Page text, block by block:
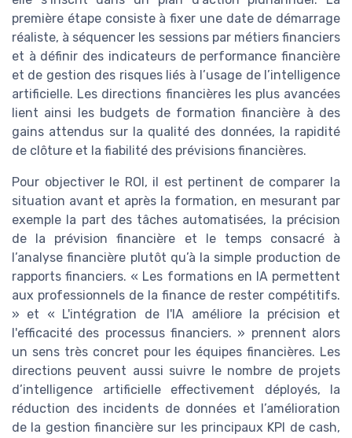
première étape consiste à fixer une date de démarrage
réaliste, à séquencer les sessions par métiers financiers
et à définir des indicateurs de performance financière
et de gestion des risques liés à l’usage de l’intelligence
artificielle. Les directions financières les plus avancées
lient ainsi les budgets de formation financière à des
gains attendus sur la qualité des données, la rapidité
de clôture et la fiabilité des prévisions financières.
Pour objectiver le ROI, il est pertinent de comparer la
situation avant et après la formation, en mesurant par
exemple la part des tâches automatisées, la précision
de la prévision financière et le temps consacré à
l’analyse financière plutôt qu’à la simple production de
rapports financiers. « Les formations en IA permettent
aux professionnels de la finance de rester compétitifs.
» et « L'intégration de l'IA améliore la précision et
l'efficacité des processus financiers. » prennent alors
un sens très concret pour les équipes financières. Les
directions peuvent aussi suivre le nombre de projets
d’intelligence artificielle effectivement déployés, la
réduction des incidents de données et l’amélioration
de la gestion financière sur les principaux KPI de cash,